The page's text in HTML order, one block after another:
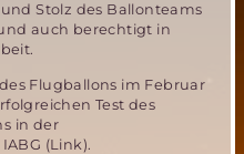
Stolz des Ballonteams
auch berechtigt in
Flugballons im Februar
Test des
in der
(Link).